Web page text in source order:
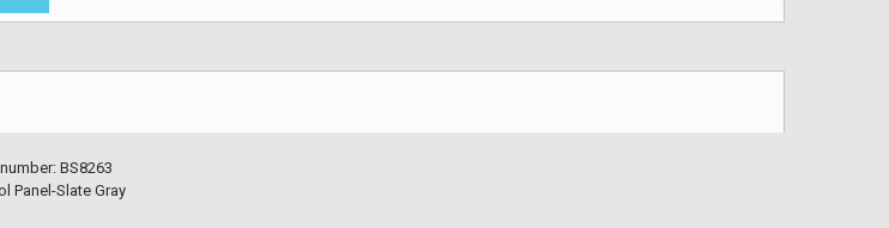
BS8263
Panel-Slate Gray